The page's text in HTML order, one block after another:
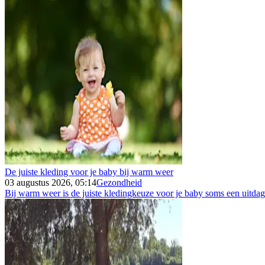
De juiste kleding voor je baby bij warm weer
03 augustus 2026, 05:14Gezondheid
Bij warm weer is de juiste kledingkeuze voor je baby soms een